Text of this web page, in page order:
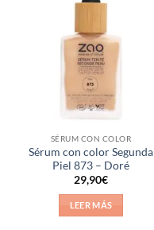
SÉRUM CON COLOR
Sérum con color Segunda
Piel 873 – Doré
29,90€
LEER MÁS